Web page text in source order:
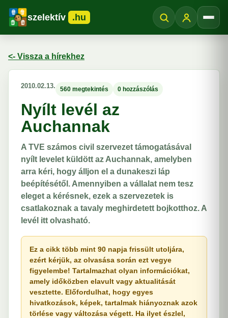
szelektív .hu
<- Vissza a hírekhez
2010.02.13. 560 megtekintés 0 hozzászólás
Nyílt levél az
Auchannak
A TVE számos civil szervezet támogatásával
nyílt levelet küldött az Auchannak, amelyben
arra kéri, hogy álljon el a dunakeszi láp
beépítésétől. Amennyiben a vállalat nem tesz
eleget a kérésnek, ezek a szervezetek is
csatlakoznak a tavaly meghirdetett bojkotthoz. A
levél itt olvasható.
Ez a cikk több mint 90 napja frissült utoljára,
ezért kérjük, az olvasása során ezt vegye
figyelembe! Tartalmazhat olyan információkat,
amely időközben elavult vagy aktualitását
vesztette. Előfordulhat, hogy egyes
hivatkozások, képek, tartalmak hiányoznak azok
törlése vagy változása végett. Ha ilyet észlel,